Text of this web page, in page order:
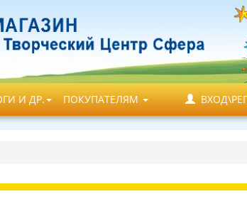
И ДР. ПОКУПАТЕЛЯМ